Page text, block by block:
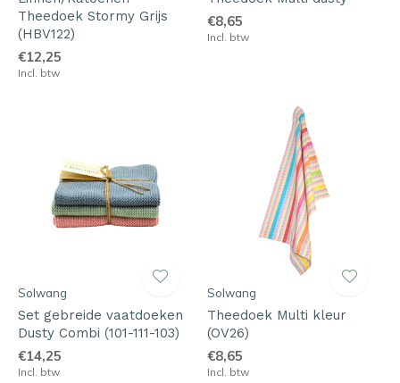
Theedoek Stormy Grijs
(HBV122)
€12,25
Incl. btw
€8,65
Incl. btw
Solwang
Set gebreide vaatdoeken
Dusty Combi (101-111-103)
€14,25
Incl. btw
Solwang
Theedoek Multi kleur
(OV26)
€8,65
Incl. btw